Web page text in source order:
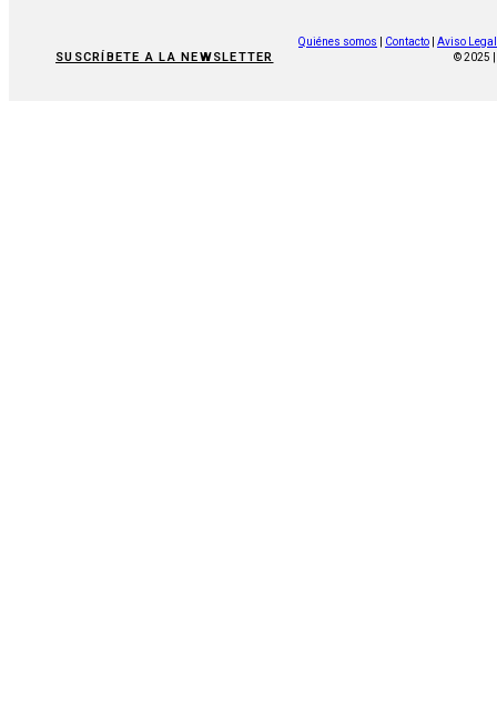
SUSCRÍBETE A LA NEWSLETTER
Quiénes somos Contacto
Aviso Legal
© 2025